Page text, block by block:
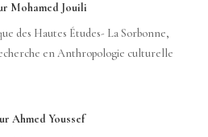
Mohamed Jouili
des Hautes Études- La Sorbonne,
en Anthropologie culturelle
Ahmed Youssef